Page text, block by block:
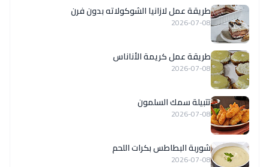
طريقة عمل لازانيا الشوكولاته بدون فرن
2026-07-08
طريقة عمل كريمة الأناناس
2026-07-08
تتبيلة سمك السلمون
2026-07-08
شوربة البطاطس بكرات اللحم
2026-07-08